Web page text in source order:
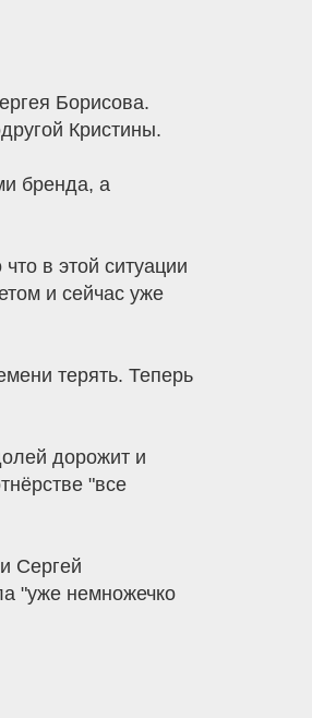
Борисова.
Кристины.
бренда, а
в этой ситуации
и сейчас уже
терять. Теперь
дорожит и
"все
Сергей
"уже немножечко